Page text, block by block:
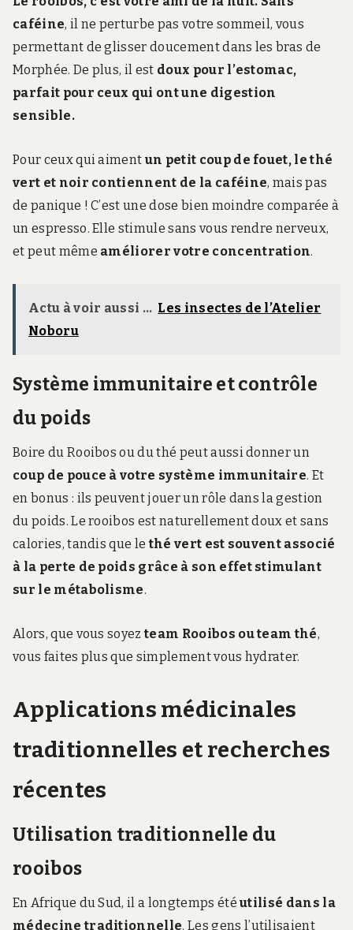
caféine, il ne perturbe pas votre sommeil, vous
permettant de glisser doucement dans les bras de
Morphée. De plus, il est doux pour l’estomac,
parfait pour ceux qui ont une digestion
sensible.
Pour ceux qui aiment un petit coup de fouet, le thé
vert et noir contiennent de la caféine, mais pas
de panique ! C’est une dose bien moindre comparée à
un espresso. Elle stimule sans vous rendre nerveux,
et peut même améliorer votre concentration.
Actu à voir aussi ... Les insectes de l’Atelier
Noboru
Système immunitaire et contrôle
du poids
Boire du Rooibos ou du thé peut aussi donner un
coup de pouce à votre système immunitaire. Et
en bonus : ils peuvent jouer un rôle dans la gestion
du poids. Le rooibos est naturellement doux et sans
calories, tandis que lethé vert est souvent associé
à la perte de poids grâce à son effet stimulant
sur le métabolisme.
Alors, que vous soyez team Rooibos ou team thé,
vous faites plus que simplement vous hydrater.
Applications médicinales
traditionnelles et recherches
récentes
Utilisation traditionnelle du
rooibos
En Afrique du Sud, il a longtemps étéutilisé dans la
médecine traditionnelle. Les gens l’utilisaient